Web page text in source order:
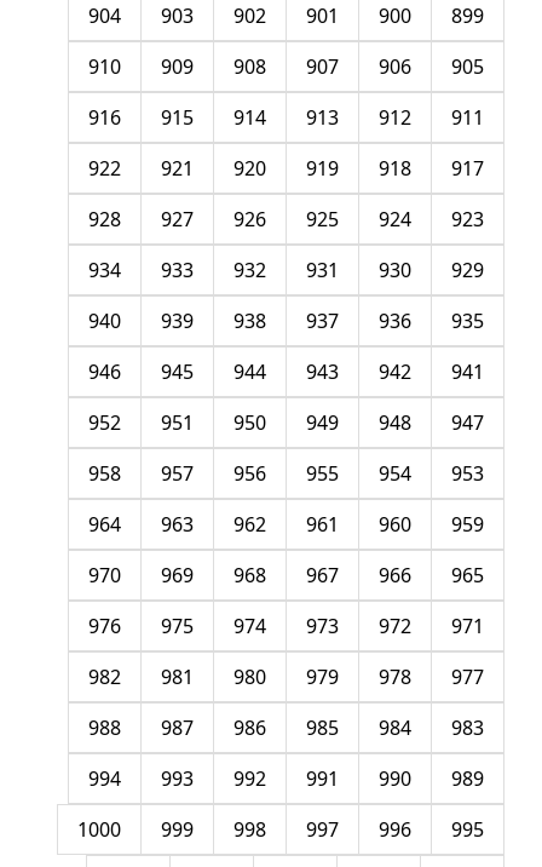
899
900
901
902
903
904
905
906
907
908
909
910
911
912
913
914
915
916
917
918
919
920
921
922
923
924
925
926
927
928
929
930
931
932
933
934
935
936
937
938
939
940
941
942
943
944
945
946
947
948
949
950
951
952
953
954
955
956
957
958
959
960
961
962
963
964
965
966
967
968
969
970
971
972
973
974
975
976
977
978
979
980
981
982
983
984
985
986
987
988
989
990
991
992
993
994
995
996
997
998
999
1000